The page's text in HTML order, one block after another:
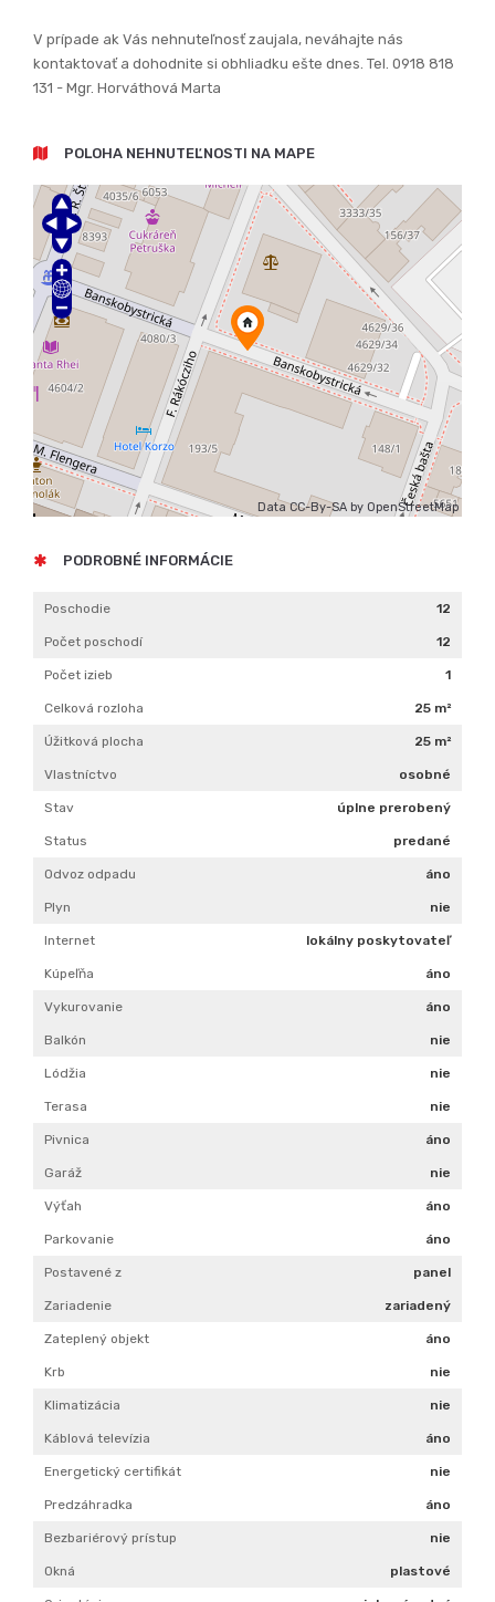
V prípade ak Vás nehnuteľnosť zaujala, neváhajte nás
kontaktovať a dohodnite si obhliadku ešte dnes. Tel. 0918 818
131 - Mgr. Horváthová Marta
POLOHA NEHNUTEĽNOSTI NA MAPE
Data CC-By-SA by OpenStreetMap
PODROBNÉ INFORMÁCIE
Poschodie 12
Počet poschodí 12
Počet izieb 1
Celková rozloha 25 m²
Úžitková plocha 25 m²
Vlastníctvo osobné
Stav úplne prerobený
Status predané
Odvoz odpadu áno
Plyn nie
Internet lokálny poskytovateľ
Kúpeľňa áno
Vykurovanie áno
Balkón nie
Lódžia nie
Terasa nie
Pivnica áno
Garáž nie
Výťah áno
Parkovanie áno
Postavené z panel
Zariadenie zariadený
Zateplený objekt áno
Krb nie
Klimatizácia nie
Káblová televízia áno
Energetický certifikát nie
Predzáhradka áno
Bezbariérový prístup nie
Okná plastové